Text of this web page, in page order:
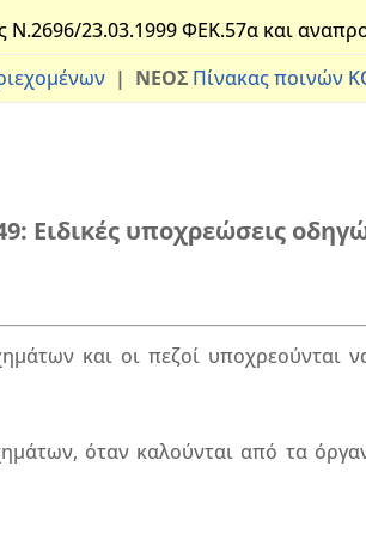
Ν.2696/23.03.1999 ΦΕΚ.57α και
| ΝΕΟΣΠίνακας ποινών
Ειδικές υποχρεώσεις
και οι πεζοί
όταν καλούνται από τα